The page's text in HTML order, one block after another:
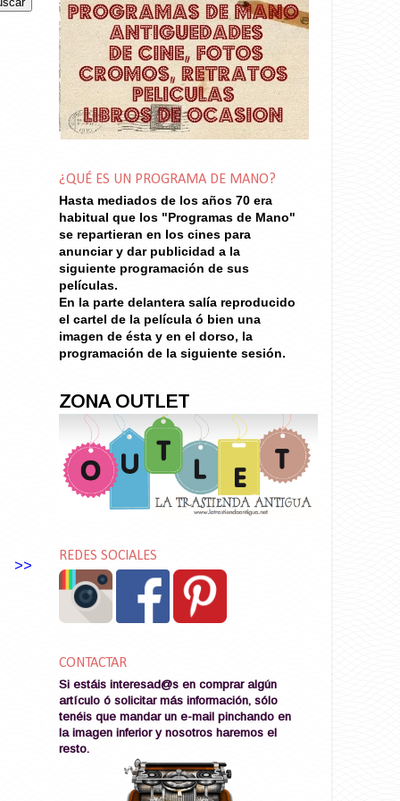
>>
¿QUÉ ES UN PROGRAMA DE MANO?
Hasta mediados de los años 70 era
habitual que los "Programas de Mano"
se repartieran en los cines para
anunciar y dar publicidad a la
siguiente programación de sus
películas.
En la parte delantera salía reproducido
el cartel de la película ó bien una
imagen de ésta y en el dorso, la
programación de la siguiente sesión.
ZONA OUTLET
REDES SOCIALES
CONTACTAR
Si estáis interesad@s en comprar algún
artículo ó solicitar más información, sólo
tenéis que mandar un e-mail pinchando en
la imagen inferior y nosotros haremos el
resto.